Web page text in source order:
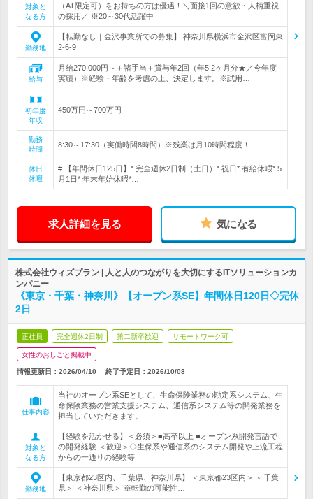
対象と
なる方
（AT限定可）をお持ちの方は優遇！＼面接1回の意欲・人柄重視
の採用／ ※20～30代活躍中
勤務地
【転勤なし｜金沢事業所での募集】 神奈川県横浜市金沢区富岡東
2-6-9
給与
月給270,000円～＋諸手当＋賞与年2回（年5.2ヶ月分★／今年度
実績）※経験・年齢を考慮の上、決定します。※試用…
初年度
年収
450万円～700万円
勤務
時間
8:30～17:30（実働時間8時間）※残業は月10時間程度！
休日
休暇
# 【年間休日125日】* 完全週休2日制（土日）* 祝日* 有給休暇* 5
月1日* 年末年始休暇*…
求人詳細を見る 気になる
株式会社ウィズプラン | 人と人のつながりを大切にするITソリューションカ
ンパニー
《東京・千葉・神奈川》【オープン系SE】年間休日120日◇完休
2日
正社員 完全週休2日制 第二新卒歓迎 リモートワーク可
女性のおしごと掲載中
情報更新日：2026/04/10 終了予定日： 2026/10/08
仕事内容
当社のオープン系SEとして、生命保険業務の勘定系システム、生
命保険業務の営業支援システム、通信系システム等の開発業務を
担当していただきます。
対象と
なる方
【経験を活かせる】＜必須＞■高卒以上 ■オープン系開発言語で
の開発経験 ＜歓迎＞◇生保系や通信系のシステム開発や上流工程
からの一通りの経験等
勤務地
【東京都23区内、千葉県、神奈川県】 ＜東京都23区内＞ ＜千葉
県＞ ＜神奈川県＞ ※転勤の可能性…